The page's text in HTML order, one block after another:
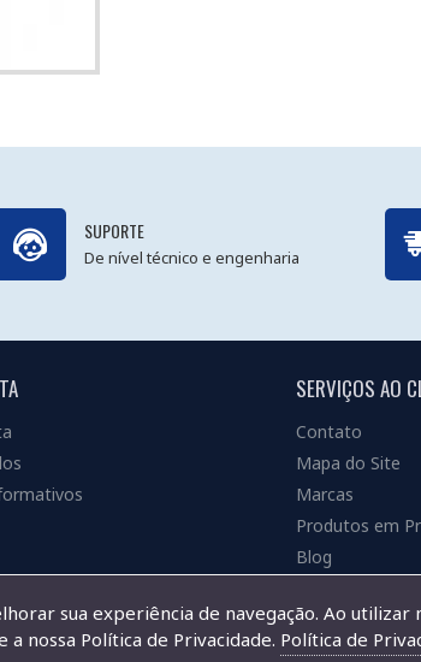
SUPORTE
De nível técnico e engenharia
SERVIÇOS AO
Contato
Mapa do Site
Marcas
Produtos em
Blog
sua experiência de navegação. Ao utilizar
nossa Política de Privacidade. Política de